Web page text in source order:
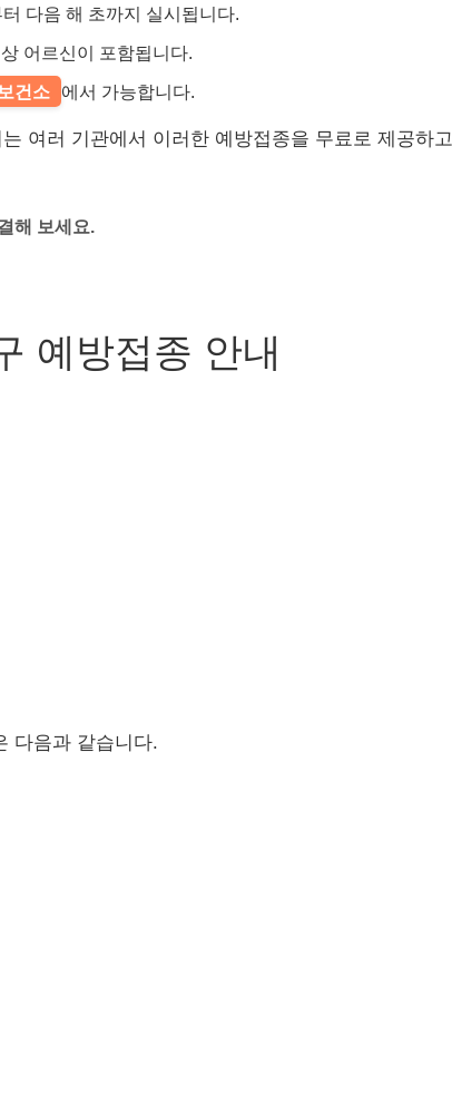
다음 해 초까지 실시됩니다.
어르신이 포함됩니다.
보건소 에서 가능합니다.
여러 기관에서 이러한 예방접종을 무료로 제공하고
해 보세요.
예방접종 안내
다음과 같습니다.